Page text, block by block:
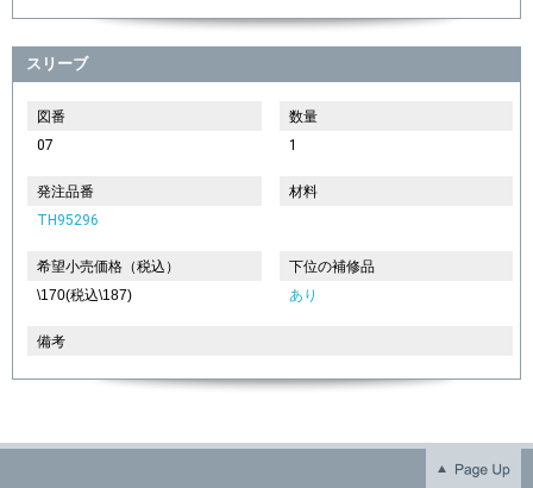
スリーブ
図番
07
数量
1
発注品番
TH95296
材料
希望小売価格（税込）
\170(税込\187)
下位の補修品
あり
備考